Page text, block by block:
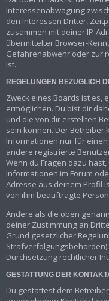
Interessenabwägung
den Interessen Dritter,
zusammen mit deiner IP-
übermittelter Browser-
Gefahrenabwehr oder zur
ist.
REGELUNGEN BEZÜGLICH
Zweck eines Boards ist es,
ermöglichen. Du bist dir
und die von dir erstellten
sein können. Der Betreiber
Informationen nur für
andere registrierte
Wenn du Fragen dazu
Informationen im Forum
Adresse aus deinem Profil
von ihm beauftragte
Andere als die oben
deiner Zustimmung an
Grund gesetzlicher
Durchsetzung rechtlicher
GESTATTUNG DER
Du gestattest dem